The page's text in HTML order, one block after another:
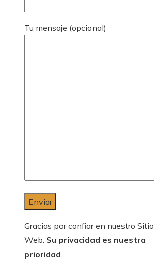
Tu mensaje (opcional)
Gracias por confiar en nuestro Sitio
Web. Su privacidad es nuestra
prioridad